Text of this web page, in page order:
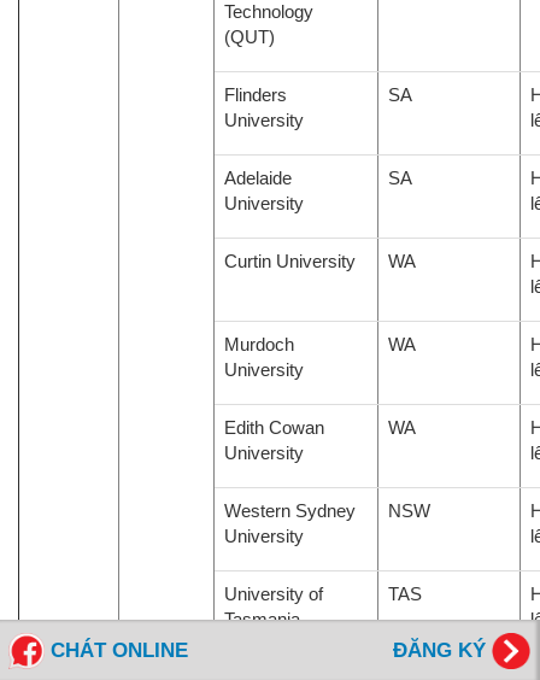
Technology
(QUT)
Flinders
University
SA
Adelaide
University
SA
Curtin University WA
Murdoch
University
WA
Edith Cowan
University
WA
Western Sydney
University
NSW
University of
Tasmania
TAS
ĐĂNG KÝ
CHÁT ONLINE